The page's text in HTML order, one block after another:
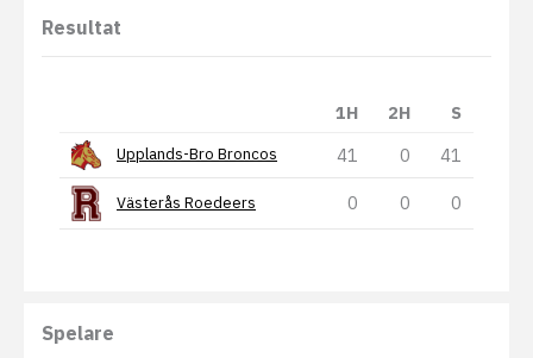
Resultat
1H 2H S
Upplands-Bro Broncos 41 0 41
Västerås Roedeers 0 0 0
Spelare